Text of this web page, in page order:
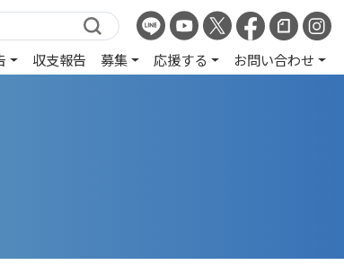
収支報告 募集 応援する お問い合わせ